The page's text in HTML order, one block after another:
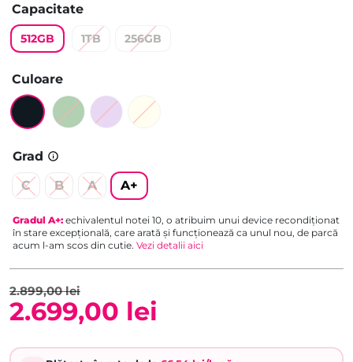
5.00din 5
pe baza a
evaluări de
la clienți
Capacitate
512GB 1TB 256GB
Culoare
Grad
A+
A
B
C
Gradul A+: echivalentul notei 10, o atribuim unui device recondiționat
în stare excepțională, care arată și funcționează ca unul nou, de parcă
acum l-am scos din cutie. Vezi detalii aici
2.899,00lei
2.699,00 lei